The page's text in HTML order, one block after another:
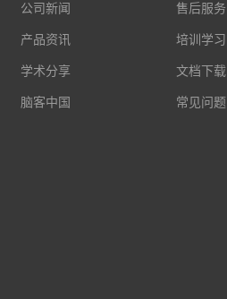
公司新闻
产品资讯
学术分享
脑客中国
售后服务
培训学习
文档下载
常见问题